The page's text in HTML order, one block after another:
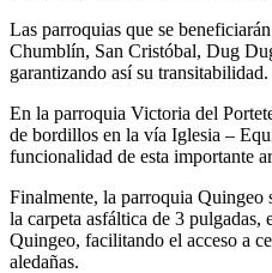
Las parroquias que se
Chumblín, San Cristóbal, Dug
garantizando así su transitabilidad.
En la parroquia Victoria del
de bordillos en la vía Iglesia –
funcionalidad de esta importante
Finalmente, la parroquia Quingeo
la carpeta asfáltica de 3
Quingeo, facilitando el acceso a
aledañas.